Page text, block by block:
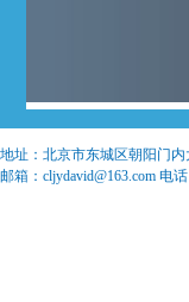
地址： 北京市东城区朝阳门
邮箱： cljydavid@163.com 电话